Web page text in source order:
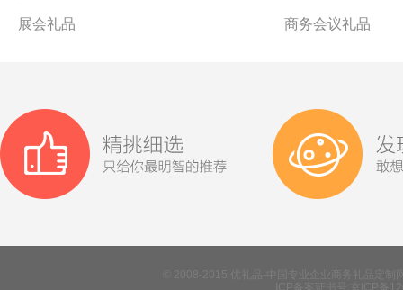
展会礼品 商务会议礼品